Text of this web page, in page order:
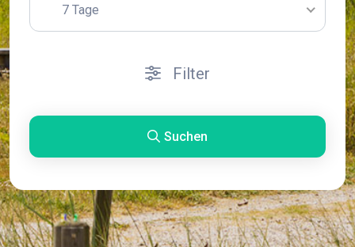
7 Tage
Filter
Suchen